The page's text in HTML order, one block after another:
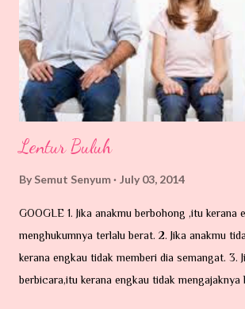
makanan di urat-urat tubuh kita ni. Tempat
katanya dicelah-celah lipatan tubuh contohnya
kelopak ...
Lentur Buluh
By Semut Senyum July 03, 2014
GOOGLE 1. Jika anakmu berbohong ,itu kerana
menghukumnya terlalu berat. 2. Jika anakmu
kerana engkau tidak memberi dia semangat. 3.
berbicara,itu kerana engkau tidak mengajaknya